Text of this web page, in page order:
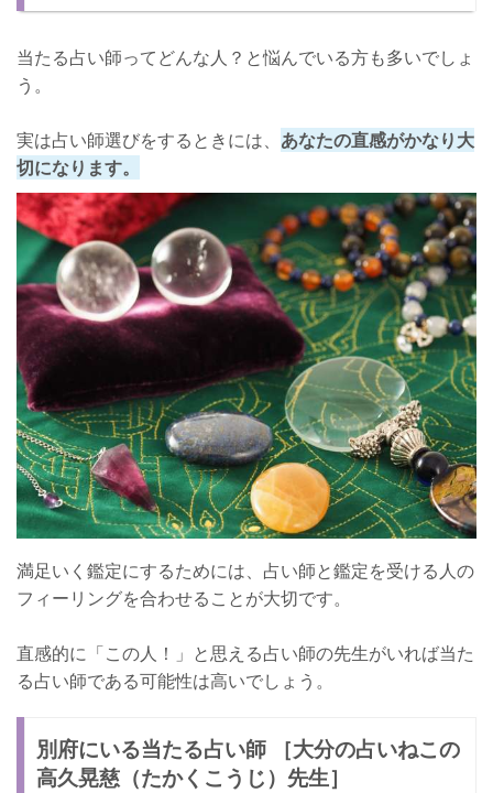
店舗詳細
別府にいる当たる占い師 ［占いイルカのイルカ先生］
鑑定料金
口コミ
店舗詳細
さいごに
当たる占い師ってどんな人？と悩んでいる方も多いでしょ
う。
実は占い師選びをするときには、 あなたの直感がかなり大
切になります。
満足いく鑑定にするためには、占い師と鑑定を受ける人の
フィーリングを合わせることが大切です。
直感的に「この人！」と思える占い師の先生がいれば当た
る占い師である可能性は高いでしょう。
別府にいる当たる占い師 ［大分の占いねこの
高久晃慈（たかくこうじ）先生］